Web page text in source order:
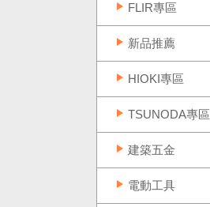
FLIR專區
新品推薦
HIOKI專區
TSUNODA專區
建築五金
電動工具